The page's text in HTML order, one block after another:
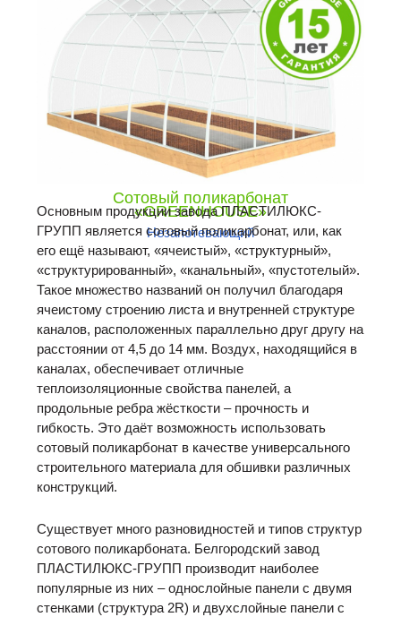
Сотовый поликарбонат
«GREENHOUSE»
Незапотевающий
Основным продукции завода ПЛАСТИЛЮКС-
ГРУПП является сотовый поликарбонат, или, как
его ещё называют, «ячеистый», «структурный»,
«структурированный», «канальный», «пустотелый».
Такое множество названий он получил благодаря
ячеистому строению листа и внутренней структуре
каналов, расположенных параллельно друг другу на
расстоянии от 4,5 до 14 мм. Воздух, находящийся в
каналах, обеспечивает отличные
теплоизоляционные свойства панелей, а
продольные ребра жёсткости – прочность и
гибкость. Это даёт возможность использовать
сотовый поликарбонат в качестве универсального
строительного материала для обшивки различных
конструкций.
Существует много разновидностей и типов структур
сотового поликарбоната. Белгородский завод
ПЛАСТИЛЮКС-ГРУПП производит наиболее
популярные из них – однослойные панели с двумя
стенками (структура 2R) и двухслойные панели с